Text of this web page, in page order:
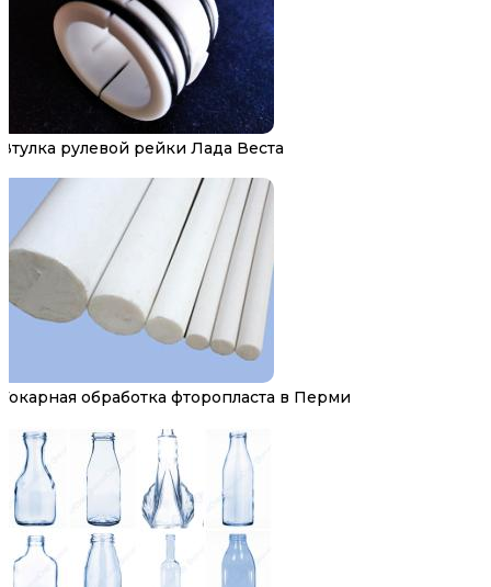
Втулка рулевой рейки Лада Веста
Токарная обработка фторопласта в Перми